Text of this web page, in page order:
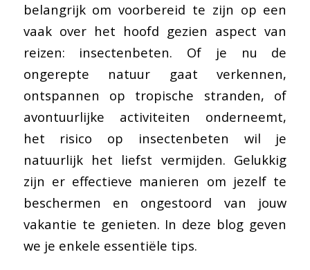
belangrijk om voorbereid te zijn op een
vaak over het hoofd gezien aspect van
reizen: insectenbeten. Of je nu de
ongerepte natuur gaat verkennen,
ontspannen op tropische stranden, of
avontuurlijke activiteiten onderneemt,
het risico op insectenbeten wil je
natuurlijk het liefst vermijden. Gelukkig
zijn er effectieve manieren om jezelf te
beschermen en ongestoord van jouw
vakantie te genieten. In deze blog geven
we je enkele essentiële tips.